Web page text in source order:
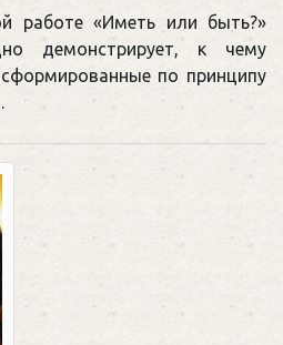
работе «Иметь или быть?»
демонстрирует, к чему
по принципу